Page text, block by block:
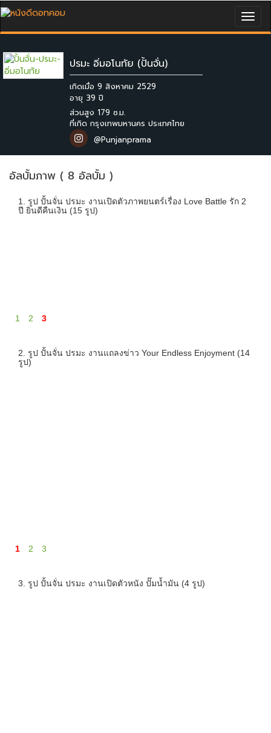
ปรมะ อิ่มอโนทัย (ปั้นจั่น)
เกิดเมื่อ 9 สิงหาคม 2529
ส่วนสูง 179 ซ.ม.
ที่เกิด กรุงเทพมหานคร ประเทศไทย
@Punjanprama
อัลบั้มภาพ ( 8 อัลบั้ม )
1. รูป ปั้นจั่น ปรมะ งานเปิดตัวภาพยนตร์เรื่อง Love Battle รัก 2
ปี ยินดีคืนเงิน (15 รูป)
1 2 3
2. รูป ปั้นจั่น ปรมะ งานแถลงข่าว Your Endless Enjoyment (14
รูป)
1 2 3
3. รูป ปั้นจั่น ปรมะ งานเปิดตัวหนัง ปั๊มน้ำมัน (4 รูป)